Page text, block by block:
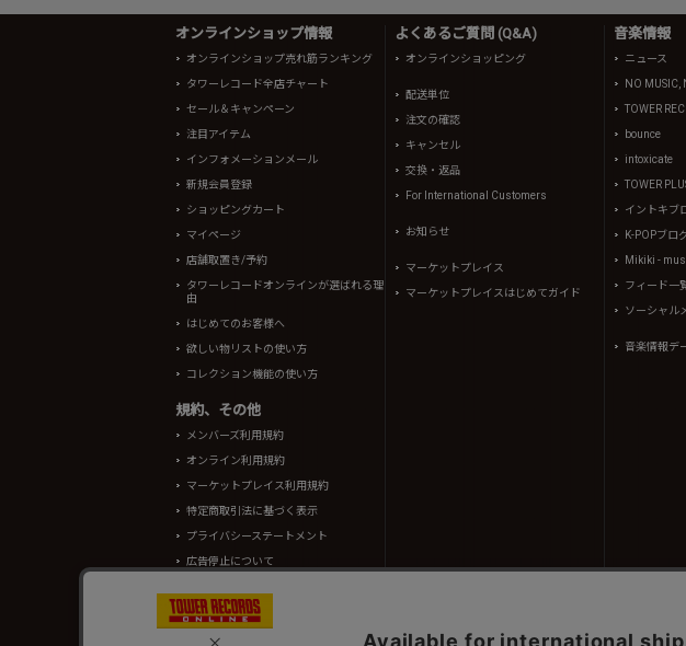
オンラインショップ情報
オンラインショップ売れ筋ランキング
タワーレコード全店チャート
セール＆キャンペーン
注目アイテム
インフォメーションメール
新規会員登録
ショッピングカート
マイページ
店舗取置き/予約
タワーレコードオンラインが選ばれる理
由
はじめてのお客様へ
欲しい物リストの使い方
コレクション機能の使い方
規約、その他
メンバーズ利用規約
オンライン利用規約
マーケットプレイス利用規約
特定商取引法に基づく表示
プライバシーステートメント
広告停止について
よくあるご質問 (Q&A)
オンラインショッピング
配送単位
注文の確認
キャンセル
交換・返品
For International Customers
お知らせ
マーケットプレイス
マーケットプレイスはじめてガイド
音楽情報
ニュース
NO MUSIC,
TOWER
bounce
intoxicate
TOWER
イントキブ
K-POPブロ
Mikiki -
フィード一
ソーシャル
音楽情報デ